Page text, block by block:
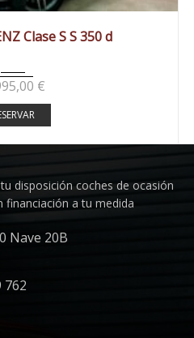
Clase S S 350 d
€
disposición coches de ocasión
financiación a tu medida
Nave 20B
762